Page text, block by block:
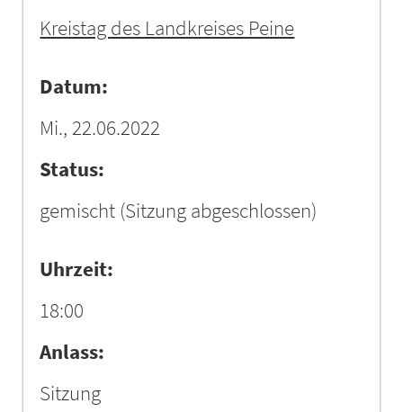
Kreistag des Landkreises Peine
Datum:
Mi., 22.06.2022
Status:
gemischt (Sitzung abgeschlossen)
Uhrzeit:
18:00
Anlass:
Sitzung